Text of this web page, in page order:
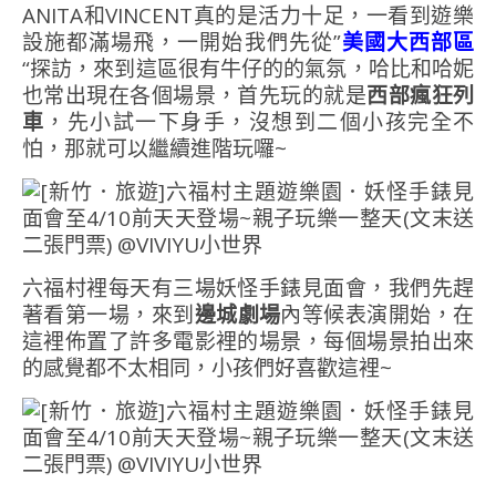
ANITA和VINCENT真的是活力十足，一看到遊樂
設施都滿場飛，一開始我們先從”美國大西部區
“探訪，來到這區很有牛仔的的氣氛，哈比和哈妮
也常出現在各個場景，首先玩的就是西部瘋狂列
車 ，先小試一下身手，沒想到二個小孩完全不
怕，那就可以繼續進階玩囉~
六福村裡每天有三場妖怪手錶見面會，我們先趕
著看第一場，來到邊城劇場內等候表演開始，在
這裡佈置了許多電影裡的場景，每個場景拍出來
的感覺都不太相同，小孩們好喜歡這裡~